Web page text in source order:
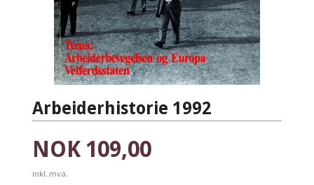
Arbeiderhistorie 1992
Pris
NOK 109,00
inkl. mva.